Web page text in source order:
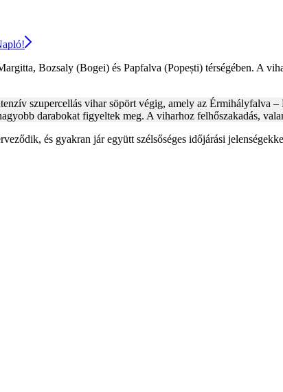
Bozsaly (Bogei) és Papfalva (Popești) térségében. A
szupercellás vihar söpört végig, amely az Érmihályfalva
darabokat figyeltek meg. A viharhoz felhőszakadás,
és gyakran jár együtt szélsőséges időjárási